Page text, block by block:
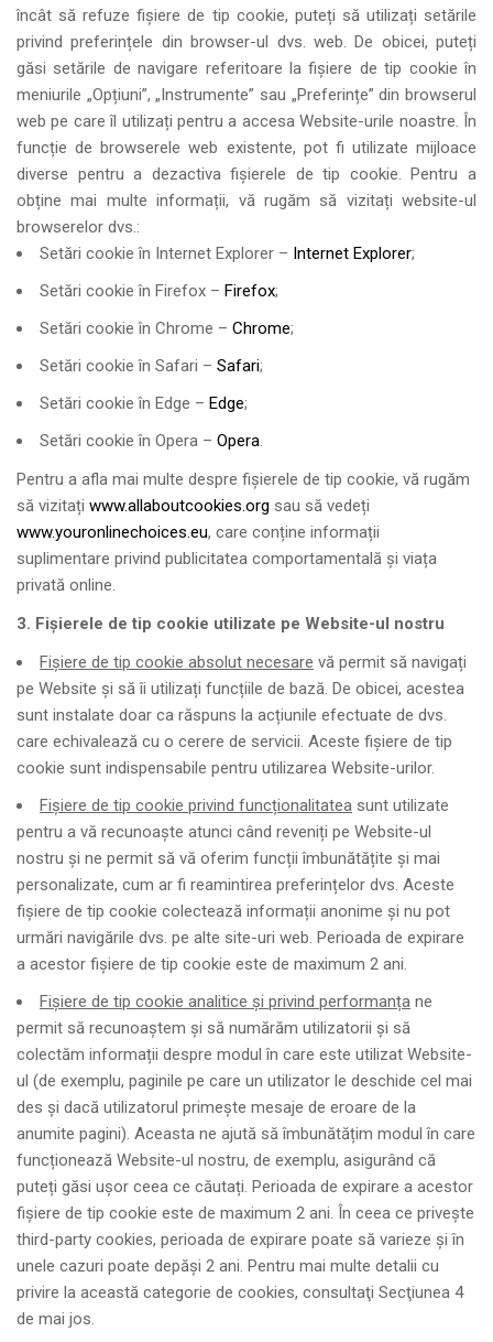
încât să refuze fișiere de tip cookie, puteți să utilizați setările
privind preferințele din browser-ul dvs. web. De obicei, puteți
găsi setările de navigare referitoare la fișiere de tip cookie în
meniurile „Opțiuni”, „Instrumente” sau „Preferințe” din browserul
web pe care îl utilizați pentru a accesa Website-urile noastre. În
funcție de browserele web existente, pot fi utilizate mijloace
diverse pentru a dezactiva fișierele de tip cookie. Pentru a
obține mai multe informații, vă rugăm să vizitați website-ul
browserelor dvs.:
Setări cookie în Internet Explorer – Internet Explorer;
Setări cookie în Firefox – Firefox;
Setări cookie în Chrome – Chrome;
Setări cookie în Safari – Safari;
Setări cookie în Edge – Edge;
Setări cookie în Opera – Opera.
Pentru a afla mai multe despre fișierele de tip cookie, vă rugăm
să vizitați www.allaboutcookies.org sau să vedeți
www.youronlinechoices.eu, care conține informații
suplimentare privind publicitatea comportamentală și viața
privată online.
3. Fișierele de tip cookie utilizate pe Website-ul nostru
Fișiere de tip cookie absolut necesare vă permit să navigați
pe Website și să îi utilizați funcțiile de bază. De obicei, acestea
sunt instalate doar ca răspuns la acțiunile efectuate de dvs.
care echivalează cu o cerere de servicii. Aceste fișiere de tip
cookie sunt indispensabile pentru utilizarea Website-urilor.
Fișiere de tip cookie privind funcționalitatea sunt utilizate
pentru a vă recunoaște atunci când reveniți pe Website-ul
nostru și ne permit să vă oferim funcții îmbunătățite și mai
personalizate, cum ar fi reamintirea preferințelor dvs. Aceste
fișiere de tip cookie colectează informații anonime și nu pot
urmări navigările dvs. pe alte site-uri web. Perioada de expirare
a acestor fișiere de tip cookie este de maximum 2 ani.
Fișiere de tip cookie analitice și privind performanța ne
permit să recunoaștem și să numărăm utilizatorii și să
colectăm informații despre modul în care este utilizat Website-
ul (de exemplu, paginile pe care un utilizator le deschide cel mai
des și dacă utilizatorul primește mesaje de eroare de la
anumite pagini). Aceasta ne ajută să îmbunătățim modul în care
funcționează Website-ul nostru, de exemplu, asigurând că
puteți găsi ușor ceea ce căutați. Perioada de expirare a acestor
fișiere de tip cookie este de maximum 2 ani. În ceea ce priveşte
third-party cookies, perioada de expirare poate să varieze şi în
unele cazuri poate depăşi 2 ani. Pentru mai multe detalii cu
privire la această categorie de cookies, consultaţi Secţiunea 4
de mai jos.